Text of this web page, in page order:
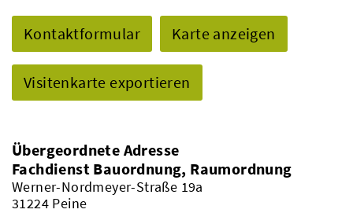
Kontaktformular Karte anzeigen
Visitenkarte exportieren
Übergeordnete Adresse
Fachdienst Bauordnung, Raumordnung
Werner-Nordmeyer-Straße 19a
31224 Peine